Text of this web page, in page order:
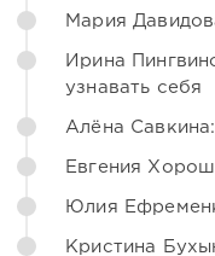
Мария
Ирина
узнавать себя
Алёна
Евгения
Юлия
Кристина